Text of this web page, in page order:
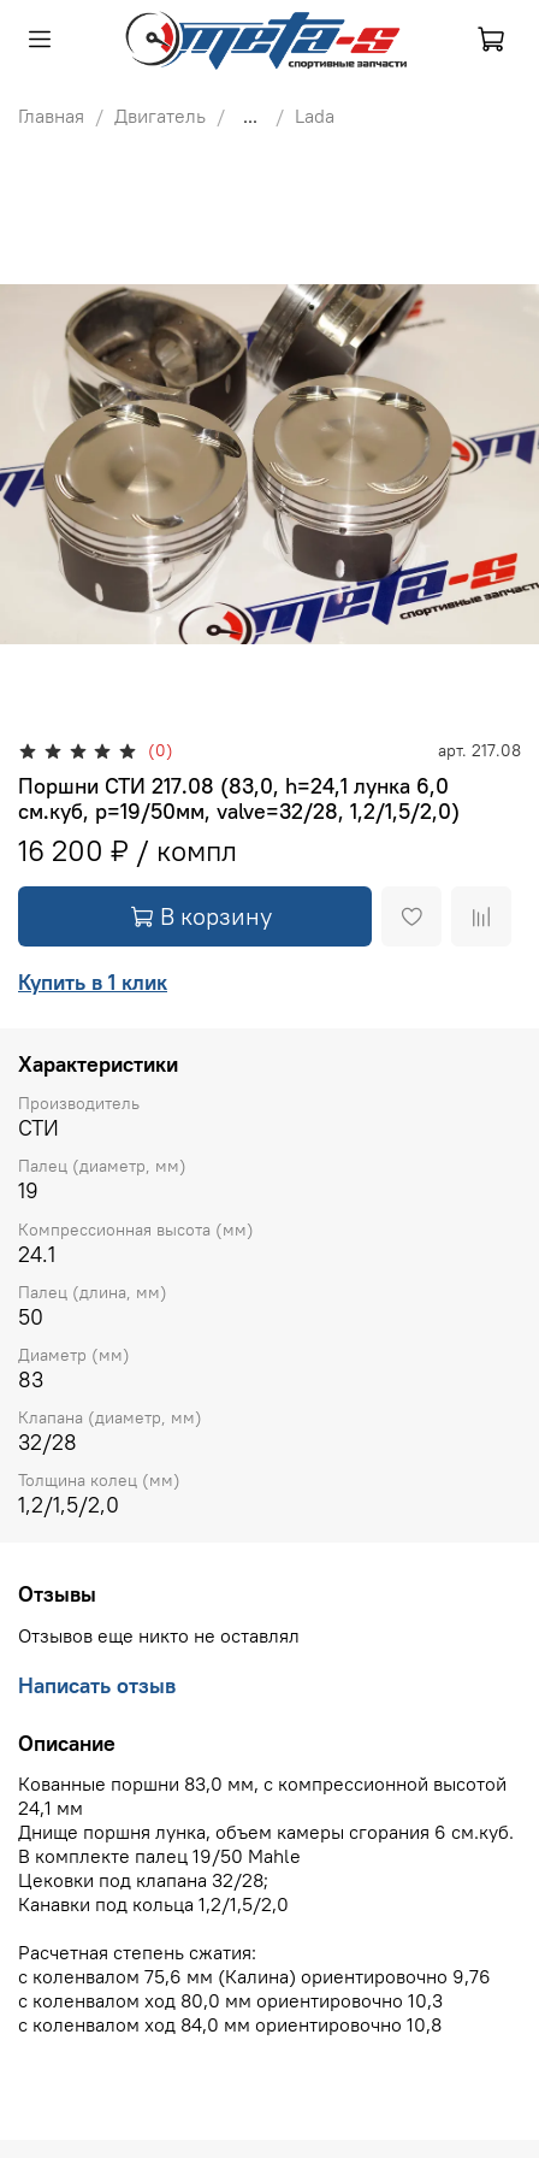
Главная Двигатель ... Lada
(0) арт. 217.08
Поршни СТИ 217.08 (83,0, h=24,1 лунка 6,0
см.куб, p=19/50мм, valve=32/28, 1,2/1,5/2,0)
16 200 ₽
В корзину
Купить в 1 клик
Характеристики
Производитель
СТИ
Палец (диаметр, мм)
19
Компрессионная высота (мм)
24.1
Палец (длина, мм)
50
Диаметр (мм)
83
Клапана (диаметр, мм)
32/28
Толщина колец (мм)
1,2/1,5/2,0
Отзывы
Отзывов еще никто не оставлял
Написать отзыв
Описание
Кованные поршни 83,0 мм, с компрессионной высотой
24,1 мм
Днище поршня лунка, объем камеры сгорания 6 см.куб.
В комплекте палец 19/50 Mahle
Цековки под клапана 32/28;
Канавки под кольца 1,2/1,5/2,0
Расчетная степень сжатия:
с коленвалом 75,6 мм (Калина) ориентировочно 9,76
с коленвалом ход 80,0 мм ориентировочно 10,3
с коленвалом ход 84,0 мм ориентировочно 10,8